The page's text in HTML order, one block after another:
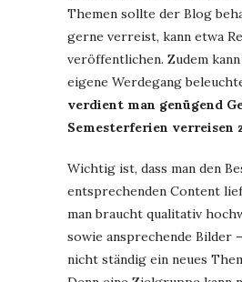
Themen sollte der Blog
gerne verreist, kann etwa
veröffentlichen. Zudem
eigene Werdegang
verdient man genügend
Semesterferien verreisen
Wichtig ist, dass man den
entsprechenden Content
man braucht qualitativ
sowie ansprechende Bilder
nicht ständig ein neues